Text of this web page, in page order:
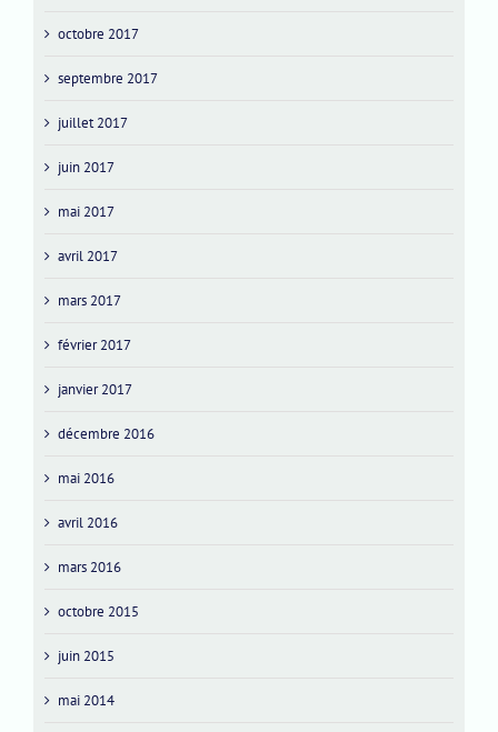
octobre 2017
septembre 2017
juillet 2017
juin 2017
mai 2017
avril 2017
mars 2017
février 2017
janvier 2017
décembre 2016
mai 2016
avril 2016
mars 2016
octobre 2015
juin 2015
mai 2014